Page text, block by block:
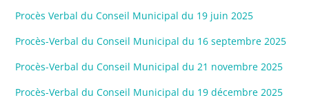
Procès Verbal du Conseil Municipal du 19 juin 2025
Procès-Verbal du Conseil Municipal du 16 septembre 2025
Procès-Verbal du Conseil Municipal du 21 novembre 2025
Procès-Verbal du Conseil Municipal du 19 décembre 2025